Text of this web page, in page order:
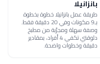
بانزانيلا
طريقة عمل بانزانيلا خطوة بخطوة
بـ9 مكونات وفي 20 دقيقة فقط.
وصفة سهلة ومجرّبة من مطبخ
دلوقتي تكفي 4 أفراد، بمقادير
دقيقة وخطوات واضحة.